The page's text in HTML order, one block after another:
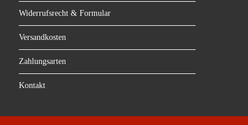
Widerrufsrecht & Formular
Versandkosten
Zahlungsarten
Kontakt